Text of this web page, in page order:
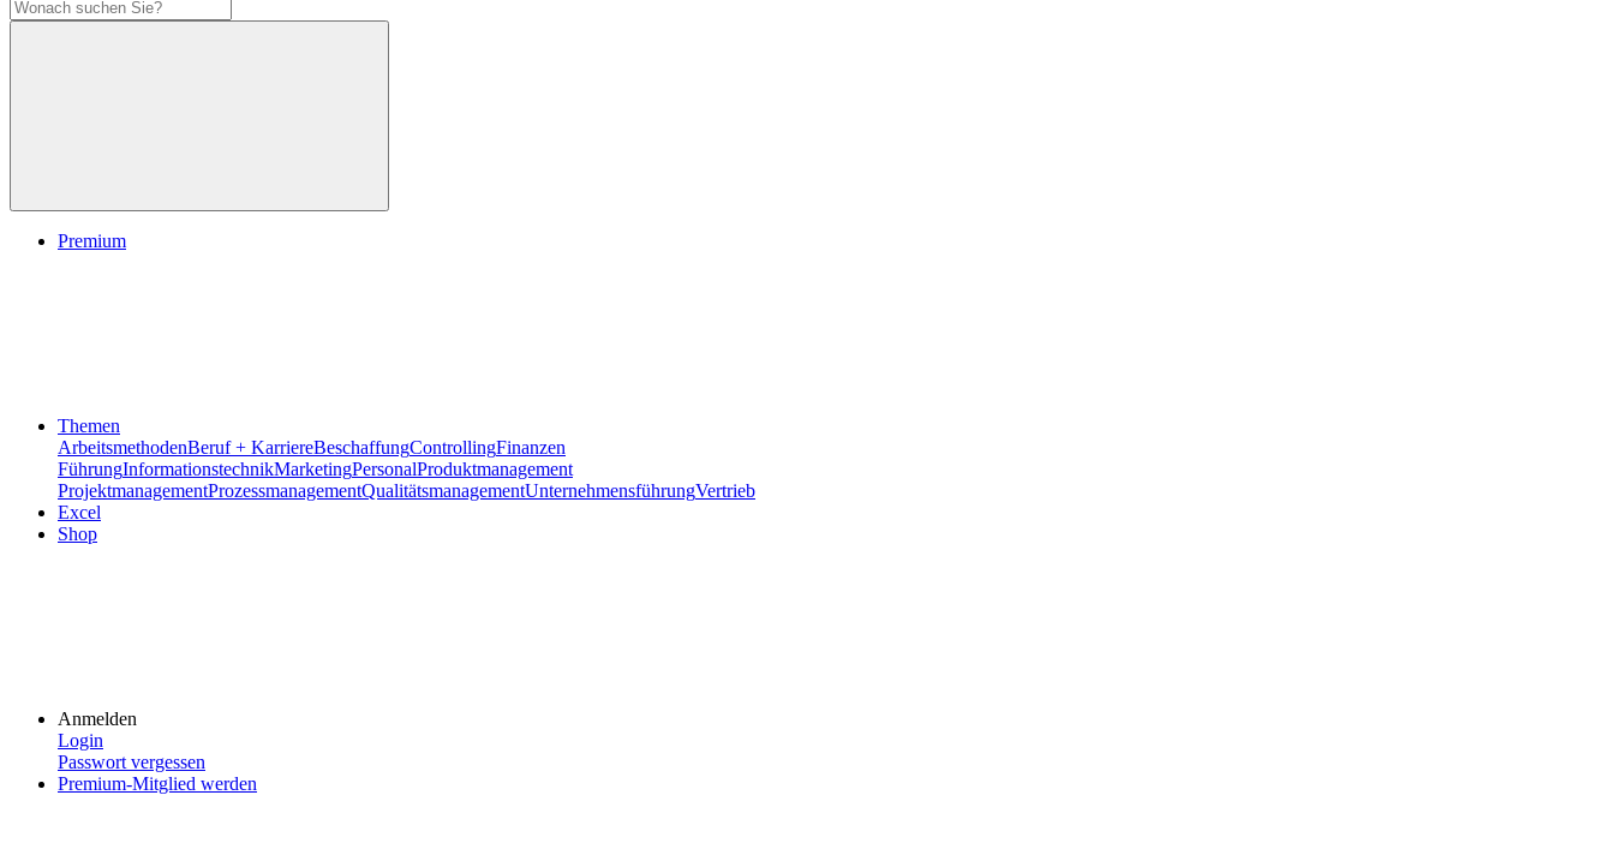
Premium
Themen
ArbeitsmethodenBeruf + KarriereBeschaffungControllingFinanzen
FührungInformationstechnikMarketingPersonalProduktmanagement
ProjektmanagementProzessmanagementQualitätsmanagementUnternehmensführungVertrieb
Excel
Shop
Anmelden
Login
Passwort vergessen
Premium-Mitglied werden